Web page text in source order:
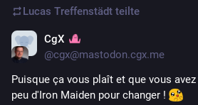
Lucas Treffenstädt teilte
CgX
@cgx@mastodon.cgx.me
Puisque ça vous plaît et que vous avez
peu d'Iron Maiden pour changer !